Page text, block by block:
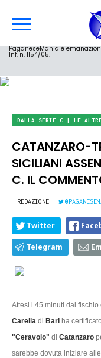
PaganeseMania è
Inf. n. 1154/05.
DALLA SERIE C | LE
CATANZARO-
SICILIANI
C. IL
REDAZIONE
Twitter
Telegram
Attesi i 45 minuti dal
Carella di Bari ha
"Ceravolo" di Catanzaro
sarebbe dovuta iniziare alle